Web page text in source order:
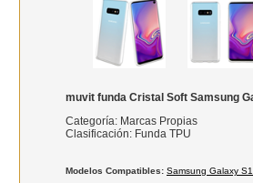
muvit funda Cristal Soft Samsung
Categoría: Marcas Propias
Clasificación: Funda TPU
Modelos Compatibles: Samsung Galaxy